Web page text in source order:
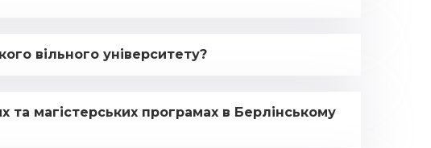
вільного університету?
та магістерських програмах в Берлінському